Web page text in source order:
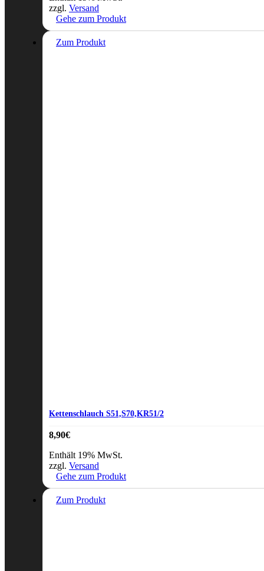
zzgl. Versand
Gehe zum Produkt
Zum Produkt
Kettenschlauch S51,S70,KR51/2
8,90€
Enthält 19% MwSt.
zzgl. Versand
Gehe zum Produkt
Zum Produkt